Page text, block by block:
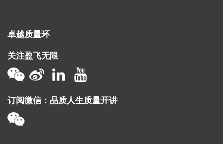
卓越质量环
关注盈飞无限
订阅微信：品质人生质量开讲